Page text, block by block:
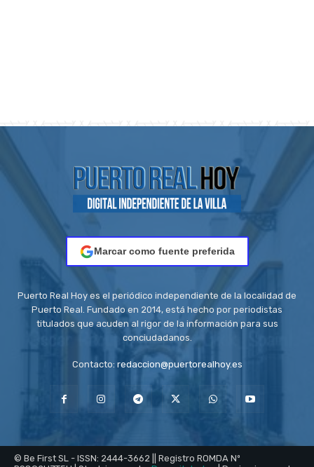
Marcar como fuente preferida
Puerto Real Hoy es el periódico independiente de la localidad de
Puerto Real. Fundado en 2014, está hecho por periodistas
titulados que acuden al rigor de la información para sus
conciudadanos.
Contacto: redaccion@puertorealhoy.es
© Be First SL - ISSN: 2444-3662 || Registro ROMDA Nº